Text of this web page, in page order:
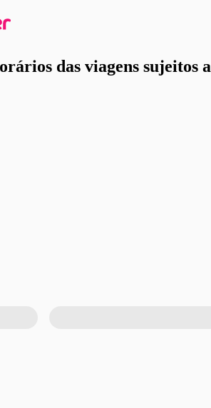
das viagens sujeitos a